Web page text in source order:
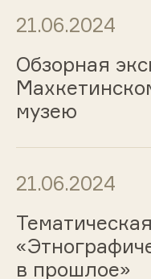
21.06.2024
Обзорная
музею
21.06.2024
в прошлое»